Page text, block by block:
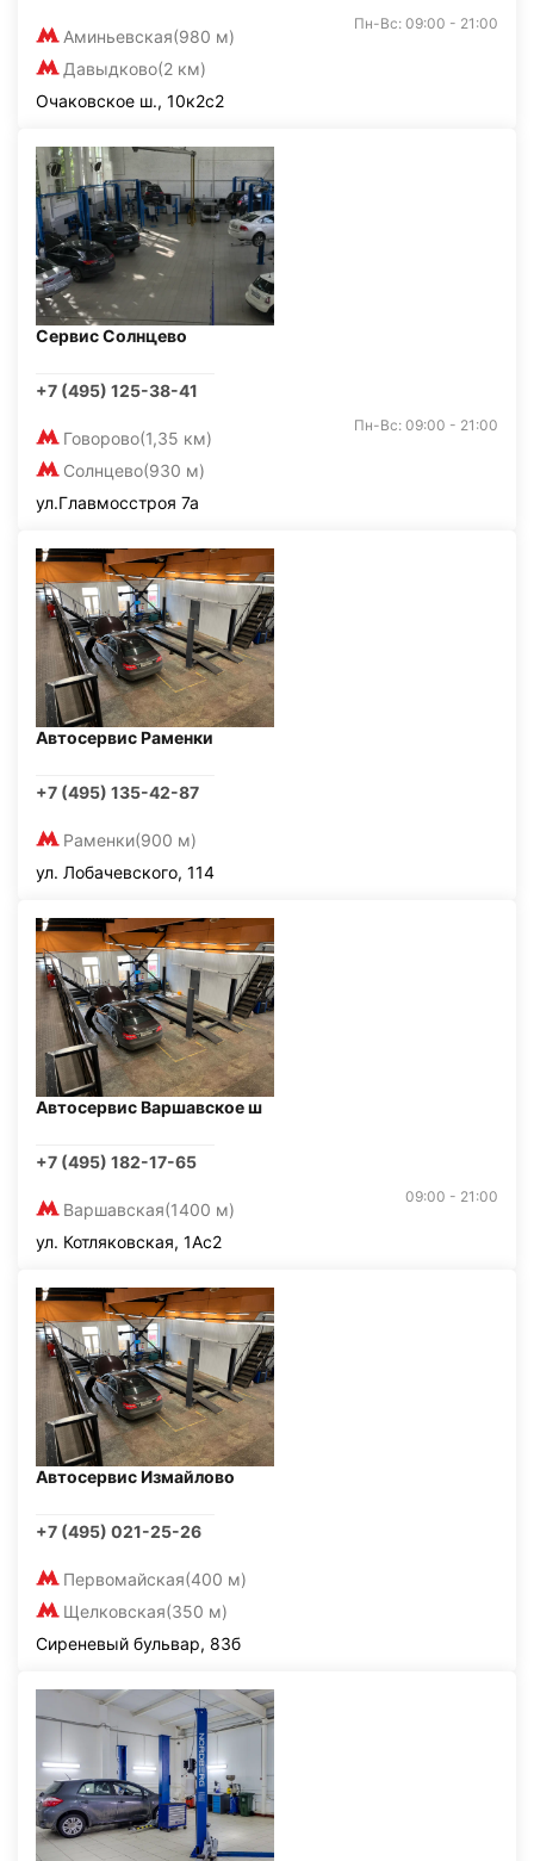
Аминьевская(980 м)
Давыдково(2 км)
Пн-Вс: 09:00 - 21:00
Очаковское ш., 10к2с2
Сервис Солнцево
+7 (495) 125-38-41
Говорово(1,35 км)
Солнцево(930 м)
Пн-Вс: 09:00 - 21:00
ул.Главмосстроя 7а
Автосервис Раменки
+7 (495) 135-42-87
Раменки(900 м)
ул. Лобачевского, 114
Автосервис Варшавское ш
+7 (495) 182-17-65
Варшавская(1400 м)
09:00 - 21:00
ул. Котляковская, 1Ас2
Автосервис Измайлово
+7 (495) 021-25-26
Первомайская(400 м)
Щелковская(350 м)
Сиреневый бульвар, 83б